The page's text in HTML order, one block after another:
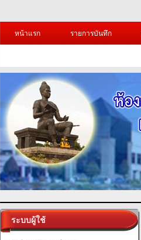
หน้าแรก
รายการบันทึก
ระบบผู้ใช้